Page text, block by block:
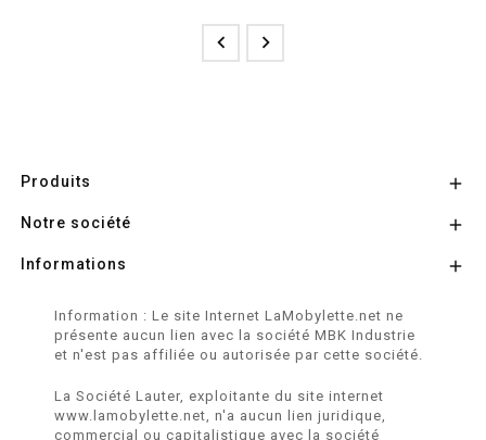
 
Produits 
Notre société 
Informations 
Information : Le site Internet LaMobylette.net ne
présente aucun lien avec la société MBK Industrie
et n'est pas affiliée ou autorisée par cette société.
La Société Lauter, exploitante du site internet
www.lamobylette.net, n'a aucun lien juridique,
commercial ou capitalistique avec la société